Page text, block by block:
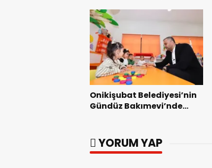
Turnuvası Tamamlandı.
Onikişubat Belediyesi’nin
Gündüz Bakımevi’nde
YORUM YAP